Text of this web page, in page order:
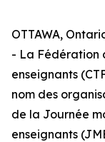
OTTAWA,
- La Fédération
enseignants
nom des
de la Journée
enseignants